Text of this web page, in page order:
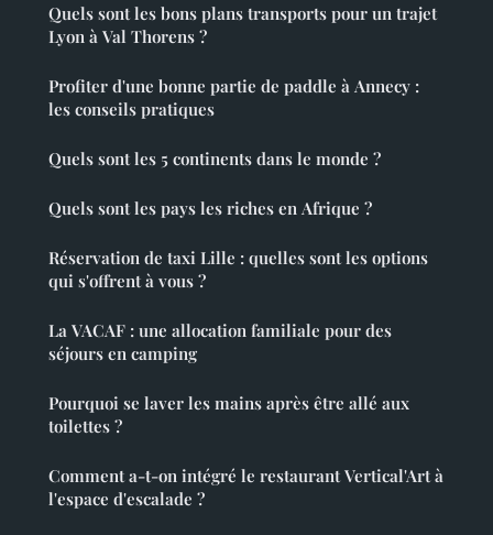
Quels sont les bons plans transports pour un trajet
Lyon à Val Thorens ?
Profiter d'une bonne partie de paddle à Annecy :
les conseils pratiques
Quels sont les 5 continents dans le monde ?
Quels sont les pays les riches en Afrique ?
Réservation de taxi Lille : quelles sont les options
qui s'offrent à vous ?
La VACAF : une allocation familiale pour des
séjours en camping
Pourquoi se laver les mains après être allé aux
toilettes ?
Comment a-t-on intégré le restaurant Vertical'Art à
l'espace d'escalade ?